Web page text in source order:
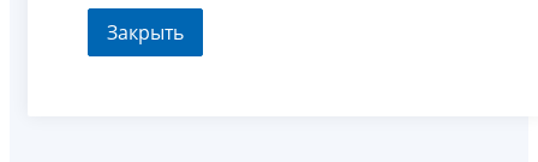
Закрыть